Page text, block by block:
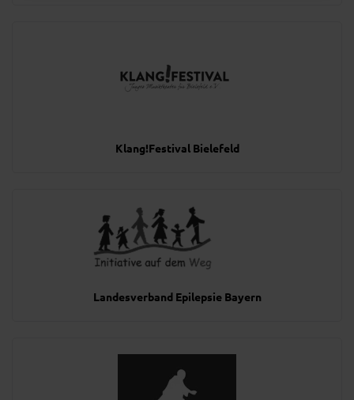
Klang!Festival Bielefeld
Landesverband Epilepsie Bayern